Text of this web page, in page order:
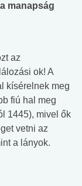
manapság
az
ok! A
kísérelnek meg
fiú hal meg
1445), mivel ők
vetni az
a lányok.